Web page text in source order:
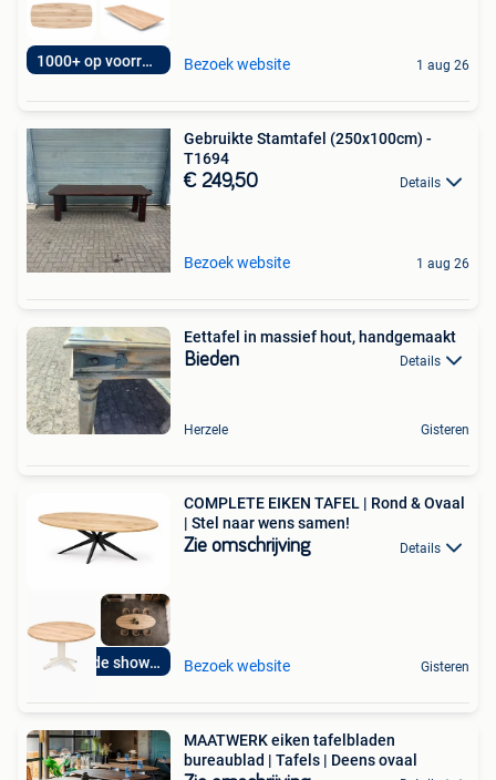
1000+ op voorraad! Bezoek website 1 aug 26
Gebruikte Stamtafel (250x100cm) -
T1694
€ 249,50 Details
Bezoek website 1 aug 26
Eettafel in massief hout, handgemaakt
Bieden Details
Herzele Gisteren
Bezoek de showroom
COMPLETE EIKEN TAFEL | Rond & Ovaal
| Stel naar wens samen!
Zie omschrijving Details
Bezoek website Gisteren
MAATWERK eiken tafelbladen
bureaublad | Tafels | Deens ovaal